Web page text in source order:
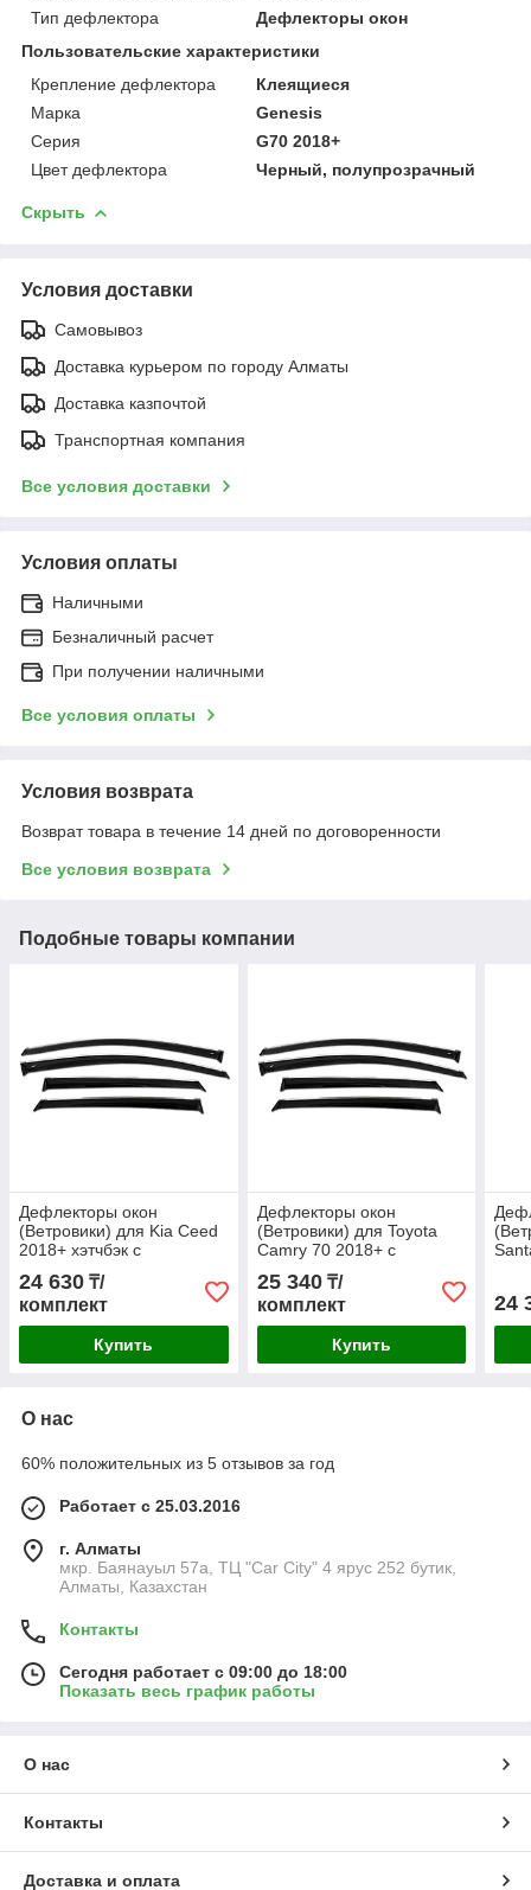
Тип дефлектора
Дефлекторы окон
Пользовательские характеристики
Крепление дефлектора
Клеящиеся
Марка
Genesis
Серия
G70 2018+
Цвет дефлектора
Черный, полупрозрачный
Скрыть
Условия доставки
Самовывоз
Доставка курьером по городу Алматы
Доставка казпочтой
Транспортная компания
Все условия доставки
Условия оплаты
Наличными
Безналичный расчет
При получении наличными
Все условия оплаты
Условия возврата
Возврат товара в течение 14 дней по договоренности
Все условия возврата
Подобные товары компании
Дефлекторы окон
(Ветровики) для Kia Ceed
2018+ хэтчбэк с
хромированным
молдингом
24 630 ₸/
комплект
Купить
Дефлекторы окон
(Ветровики) для Toyota
Camry 70 2018+ с
хромированным
молдингом
25 340₸/
комплект
Купить
24
О нас
60% положительных из 5 отзывов за год
Работает с 25.03.2016
г. Алматы
мкр. Баянауыл 57а, ТЦ "Car Сity" 4 ярус 252 бутик,
Алматы, Казахстан
Контакты
Сегодня работает с 09:00 до 18:00
Показать весь график работы
О нас
Контакты
Доставка и оплата